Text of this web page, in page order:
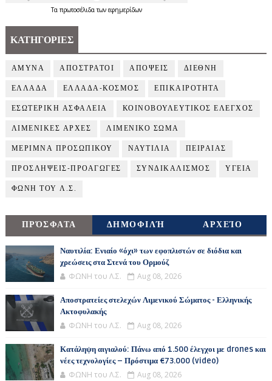
Τα πρωτοσέλιδατων εφημερίδων
ΚΑΤΗΓΟΡΙΕΣ
ΑΜΥΝΑ ΑΠΟΣΤΡΑΤΟΙ ΑΠΟΨΕΙΣ ΔΙΕΘΝΗ
ΕΛΛΑΔΑ ΕΛΛΑΔΑ-ΚΟΣΜΟΣ ΕΠΙΚΑΙΡΟΤΗΤΑ
ΕΣΩΤΕΡΙΚΗ ΑΣΦΑΛΕΙΑ ΚΟΙΝΟΒΟΥΛΕΥΤΙΚΟΣ ΕΛΕΓΧΟΣ
ΛΙΜΕΝΙΚΕΣ ΑΡΧΕΣ ΛΙΜΕΝΙΚΟ ΣΩΜΑ
ΜΕΡΙΜΝΑ ΠΡΟΣΩΠΙΚΟΥ ΝΑΥΤΙΛΙΑ ΠΕΙΡΑΙΑΣ
ΠΡΟΣΛΗΨΕΙΣ-ΠΡΟΑΓΩΓΕΣ ΣΥΝΔΙΚΑΛΙΣΜΟΣ ΥΓΕΙΑ
ΦΩΝΗ ΤΟΥ Λ.Σ.
ΠΡΌΣΦΑΤΑ ΔΗΜΟΦΙΛΉ ΑΡΧΕΊΟ
Ναυτιλία: Ενιαίο «όχι» των εφοπλιστών σε διόδια και
χρεώσεις στα Στενά του Ορμούζ
ΦΩΝΗ του Λ.Σ. Aug 08, 2026
Αποστρατείες στελεχών Λιμενικού Σώματος - Ελληνικής
Ακτοφυλακής
ΦΩΝΗ του Λ.Σ. Aug 08, 2026
Κατάληψη αιγιαλού: Πάνω από 1.500 έλεγχοι με drones και
νέες τεχνολογίες – Πρόστιμα €73.000 (video)
ΦΩΝΗ του Λ.Σ. Aug 08, 2026